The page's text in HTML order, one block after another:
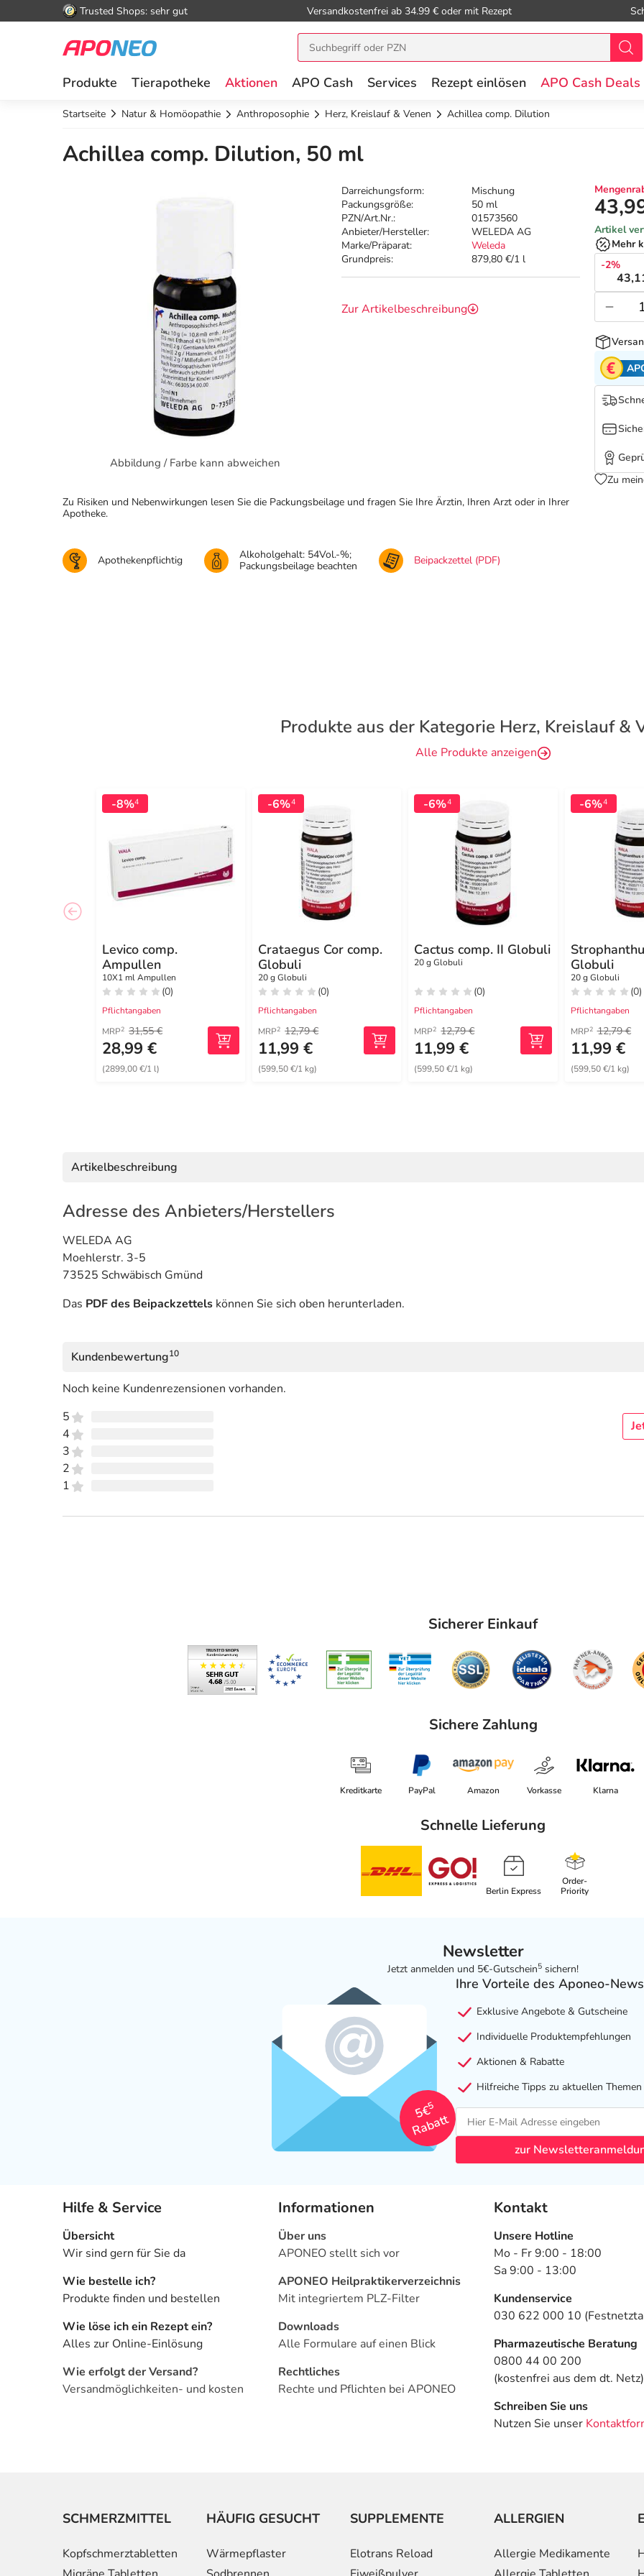
Trusted Shops: sehr gut Versandkostenfrei ab 34.99 € oder mit Rezept
Produkte Tierapotheke Aktionen APO Cash Services Rezept einlösen APO Cash Deals
Startseite Natur & Homöopathie Anthroposophie Herz, Kreislauf & Venen Achillea comp. Dilution
Achillea comp. Dilution, 50 ml
Abbildung / Farbe kann abweichen
Darreichungsform:
Mischung
Packungsgröße:
50 ml
PZN/Art.Nr.:
01573560
Anbieter/Hersteller:
WELEDA AG
Marke/Präparat:
Weleda
Grundpreis:
879,80 €/1 l
Zur Artikelbeschreibung
Artikel
Mehr
-2%
Zu
Zu Risiken und Nebenwirkungen lesen Sie die Packungsbeilage und fragen Sie Ihre Ärztin, Ihren Arzt oder in Ihrer
Apotheke.
Apothekenpflichtig
Alkoholgehalt: 54Vol.-%;
Packungsbeilage beachten
Beipackzettel (PDF)
Produkte aus der Kategorie Herz, Kreislauf &
Alle Produkte anzeigen
-8%4
Levico comp.
Ampullen
10X1 ml Ampullen
(0)
Pflichtangaben
MRP2 31,55 €
28,99 €
(2899,00 €/1 l)
-6%4
Crataegus Cor comp.
Globuli
20 g Globuli
(0)
Pflichtangaben
MRP2 12,79 €
11,99 €
(599,50 €/1 kg)
-6%4
Cactus comp. II Globuli
20 g Globuli
(0)
Pflichtangaben
MRP2 12,79 €
11,99 €
(599,50 €/1 kg)
-6%4
Globuli
20 g Globuli
(0)
Pflichtangaben
MRP2 12,79 €
11,99 €
(599,50 €/1 kg)
Artikelbeschreibung
Adresse des Anbieters/Herstellers
WELEDA AG
Moehlerstr. 3-5
73525 Schwäbisch Gmünd
Das PDF des Beipackzettels können Sie sich oben herunterladen.
Kundenbewertung10
Noch keine Kundenrezensionen vorhanden.
5
4
3
2
1
Sicherer Einkauf
Sichere Zahlung
Kreditkarte PayPal Amazon Vorkasse Klarna
Schnelle Lieferung
Berlin Express
Order-
Priority
Newsletter
Jetzt anmelden und 5€-Gutschein5 sichern!
5€
5
Rabatt
Ihre Vorteile des Aponeo-
Exklusive Angebote & Gutscheine
Individuelle Produktempfehlungen
Aktionen & Rabatte
Hilfreiche Tipps zu aktuellen Themen
zur
Hilfe & Service
Übersicht
Wir sind gern für Sie da
Wie bestelle ich?
Produkte finden und bestellen
Wie löse ich ein Rezept ein?
Alles zur Online-Einlösung
Wie erfolgt der Versand?
Versandmöglichkeiten- und kosten
Informationen
Über uns
APONEO stellt sich vor
APONEO Heilpraktikerverzeichnis
Mit integriertem PLZ-Filter
Downloads
Alle Formulare auf einen Blick
Rechtliches
Rechte und Pflichten bei APONEO
Kontakt
Unsere Hotline
Mo - Fr 9:00 - 18:00
Sa 9:00 - 13:00
Kundenservice
030 622 000 10
Pharmazeutische Beratung
0800 44 00 200
(kostenfrei aus dem dt. Netz)
Schreiben Sie uns
Nutzen Sie unser
SCHMERZMITTEL
Kopfschmerztabletten
HÄUFIG GESUCHT
Wärmepflaster
SUPPLEMENTE
Elotrans Reload
ALLERGIEN
Allergie Medikamente